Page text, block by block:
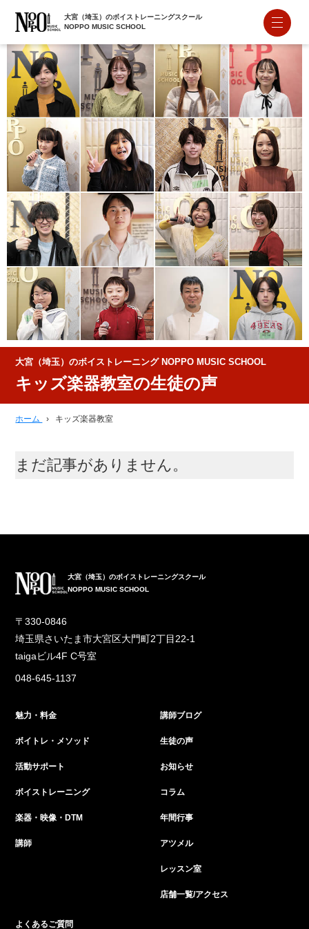
大宮（埼玉）のボイストレーニングスクール
NOPPO MUSIC SCHOOL
大宮（埼玉）のボイストレーニング NOPPO MUSIC SCHOOL
キッズ楽器教室の生徒の声
ホーム › キッズ楽器教室
まだ記事がありません。
大宮（埼玉）のボイストレーニングスクール
NOPPO MUSIC SCHOOL
〒330-0846
埼玉県さいたま市大宮区大門町2丁目22-1
taigaビル4F C号室
048-645-1137
魅力・料金
ボイトレ・メソッド
活動サポート
ボイストレーニング
楽器・映像・DTM
講師
講師ブログ
生徒の声
お知らせ
コラム
年間行事
アツメル
レッスン室
店舗一覧/アクセス
よくあるご質問